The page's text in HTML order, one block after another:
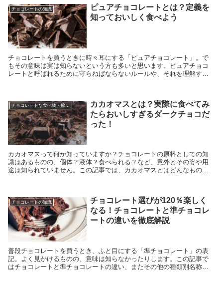
チョコレートの知識
ピュアチョコレートとは？定義を
知っておいしく食べよう
チョコレートを買うときに時々耳にする「ピュアチョコレート」。で
もその意味は実は知らないという方も多いと思います。ピュアチョコ
レートと呼ばれるために守らねばならないルールや、それを理解する
チョコレートな食べ物・飲み物等
カカオマスとは？実際に食べてみ
たらおいしすぎるダークチョコだ
った！
カカオマスって何か知っていますか？チョコレートの原料としての知
識はあるものの、個体？液体？食べられる？など、意外とその姿や用
途は知られていません。この記事では、カカオマスとはどんなもの
チョコレートの知識
チョコレート選びが120％楽しく
なる！チョコレートと準チョコレ
ートの違いを徹底解説
普段チョコレートを買うとき、ふと目にする「準チョコレート」の表
記。よく見かけるものの、意味は知らなかったりします。この記事で
はチョコレートと準チョコレートの違い、またその他の種類別名称で